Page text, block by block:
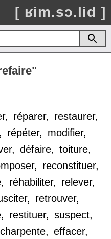
[ ʁim.sɔ.lid ]
, réparer, restaurer,
répéter, modifier,
, défaire, toiture,
, reconstituer,
, réhabiliter, relever,
, retrouver,
, restituer, suspect,
charpente, effacer,